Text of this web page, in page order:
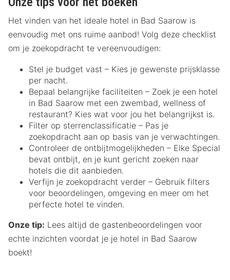
Het vinden van het ideale hotel in Bad Saarow is
eenvoudig met ons ruime aanbod! Volg deze checklist
om je zoekopdracht te vereenvoudigen:
Stel je budget vast – Kies je gewenste prijsklasse
per nacht.
Bepaal belangrijke faciliteiten – Zoek je een hotel
in Bad Saarow met een zwembad, wellness of
restaurant? Kies wat voor jou het belangrijkst is.
Filter op sterrenclassificatie – Pas je
zoekopdracht aan op basis van je verwachtingen.
Controleer de ontbijtmogelijkheden – Elke Special
bevat ontbijt, en je kunt gericht zoeken naar
hotels die dit aanbieden.
Verfijn je zoekopdracht verder – Gebruik filters
voor beoordelingen, omgeving en meer om het
perfecte hotel te vinden.
Onze tip: Lees altijd de gastenbeoordelingen voor
echte inzichten voordat je je hotel in Bad Saarow
boekt!